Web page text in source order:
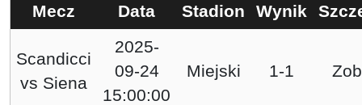
Mecz Data Stadion Wynik
Scandicci
vs Siena
2025-
09-24
15:00:00
Miejski 1-1